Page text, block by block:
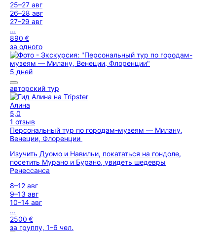
25–27 авг
26–28 авг
27–29 авг
...
890 €
за одного
5 дней
авторский тур
Алина
5,0
1 отзыв
Персональный тур по городам-музеям — Милану,
Венеции, Флоренции
Изучить Дуомо и Навильи, покататься на гондоле,
посетить Мурано и Бурано, увидеть шедевры
Ренессанса
8–12 авг
9–13 авг
10–14 авг
...
2500 €
за группу, 1–6 чел.